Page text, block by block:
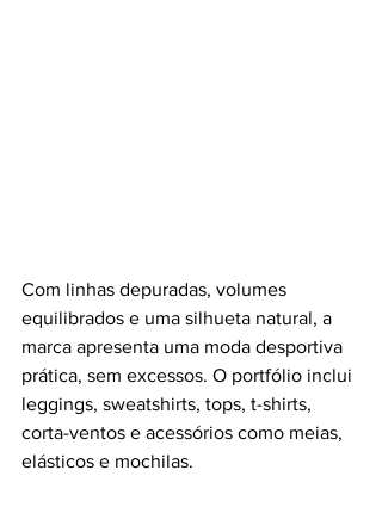
Com linhas depuradas, volumes
equilibrados e uma silhueta natural, a
marca apresenta uma moda desportiva
prática, sem excessos. O portfólio inclui
leggings, sweatshirts, tops, t-shirts,
corta-ventos e acessórios como meias,
elásticos e mochilas.